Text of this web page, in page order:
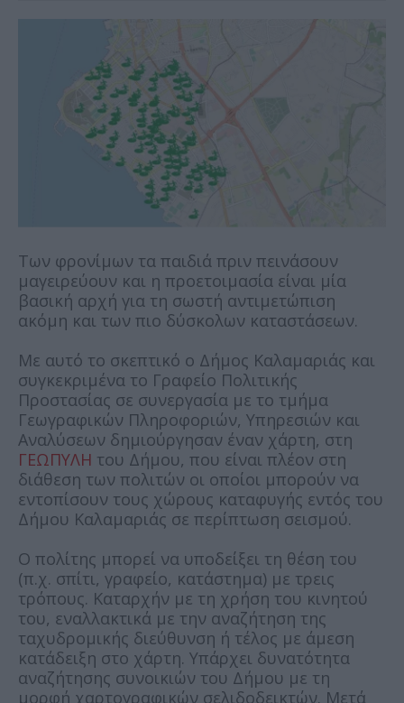
Των φρονίμων τα παιδιά πριν πεινάσουν
μαγειρεύουν και η προετοιμασία είναι μία
βασική αρχή για τη σωστή αντιμετώπιση
ακόμη και των πιο δύσκολων καταστάσεων.
Με αυτό το σκεπτικό ο Δήμος Καλαμαριάς και
συγκεκριμένα το Γραφείο Πολιτικής
Προστασίας σε συνεργασία με το τμήμα
Γεωγραφικών Πληροφοριών, Υπηρεσιών και
Αναλύσεων δημιούργησαν έναν χάρτη, στη
ΓΕΩΠΥΛΗ του Δήμου, που είναι πλέον στη
διάθεση των πολιτών οι οποίοι μπορούν να
εντοπίσουν τους χώρους καταφυγής εντός του
Δήμου Καλαμαριάς σε περίπτωση σεισμού.
Ο πολίτης μπορεί να υποδείξει τη θέση του
(π.χ. σπίτι, γραφείο, κατάστημα) με τρεις
τρόπους. Καταρχήν με τη χρήση του κινητού
του, εναλλακτικά με την αναζήτηση της
ταχυδρομικής διεύθυνση ή τέλος με άμεση
κατάδειξη στο χάρτη. Υπάρχει δυνατότητα
αναζήτησης συνοικιών του Δήμου με τη
μορφή χαρτογραφικών σελιδοδεικτών. Μετά